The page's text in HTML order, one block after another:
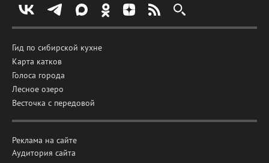
Гид по сибирской кухне
Карта катков
Голоса города
Лесное озеро
Весточка с передовой
Реклама на сайте
Аудитория сайта